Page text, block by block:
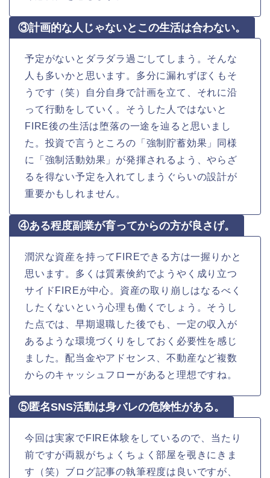
③計画的な人じゃないとこの生活は合わない。
予定がないとダラダラ過ごしてしまう。そんな
人も多いかと思います。多分に漏れずぼくもそ
うです（笑）自分自身で計画を立て、それに沿
って行動をしていく。そうした人ではないと
FIRE後の生活は堕落の一途を辿ると思いまし
た。投資で言うところの「強制貯蓄効果」同様
に「強制活動効果」が発揮されるよう、やらざ
るを得ない予定を入れてしまうぐらいの設計が
重要かもしれません。
④ある程度副業が育ってからの方が良さげ。
潤沢な資産を持ってFIREできる方は一握りかと
思います。多くは質素倹約でようやく成り立つ
サイドFIREが中心。資産の取り崩しはなるべく
したくないという心理も働くでしょう。そうし
た点では、早期退職した後でも、一定の収入が
あるような環境づくりをしておく必要性を感じ
ました。配当金やアドセンス、不動産など複数
からのキャッシュフローがあると理想ですね。
⑤匿名SNS活動は身バレの危険性がある。
今回は実家でFIRE体験をしているので、当たり
前ですが両親がちょくちょく部屋を覗きにきま
す（笑）ブログ記事の執筆程度は良いですが、